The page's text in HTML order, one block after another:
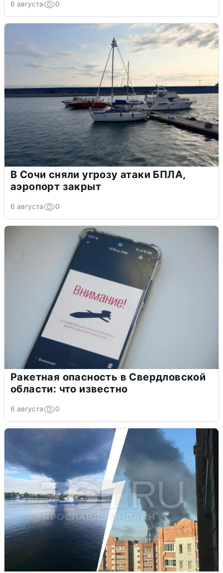
6 августа 0
В Сочи сняли угрозу атаки БПЛА,
аэропорт закрыт
6 августа 0
Ракетная опасность в Свердловской
области: что известно
6 августа 0